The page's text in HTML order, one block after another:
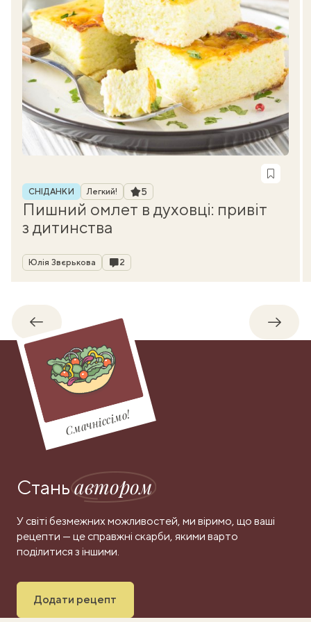
Рубрика
СНІДАНКИ Легкий! Рейтинг
5
Пишний омлет в духовці: привіт
з дитинства
Автор
Юлія Звєрькова Коментарі
2
Назад
Смачніссімо!
Станьавтором
У світі безмежних можливостей, ми віримо, що ваші
рецепти — це справжні скарби, якими варто
поділитися з іншими.
Додати рецепт